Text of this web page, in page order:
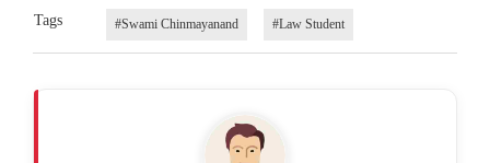
Tags #Swami Chinmayanand #Law Student